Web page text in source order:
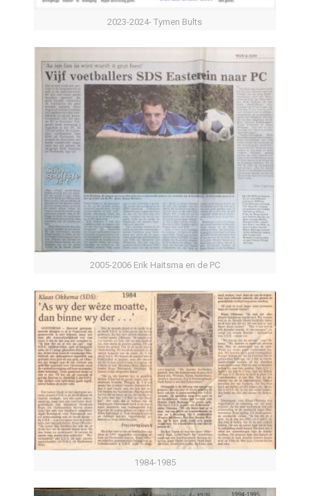
2023-2024- Tymen Bults
2005-2006 Erik Haitsma en de PC
1984-1985